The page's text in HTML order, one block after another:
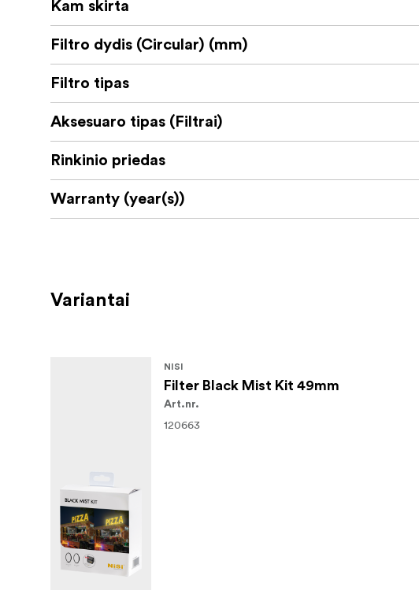
Kam skirta
Filtro dydis (Circular) (mm)
Filtro tipas
Aksesuaro tipas (Filtrai)
Rinkinio priedas
Warranty (year(s))
Variantai
NISI
Filter Black Mist Kit 49mm
Art.nr.
120663